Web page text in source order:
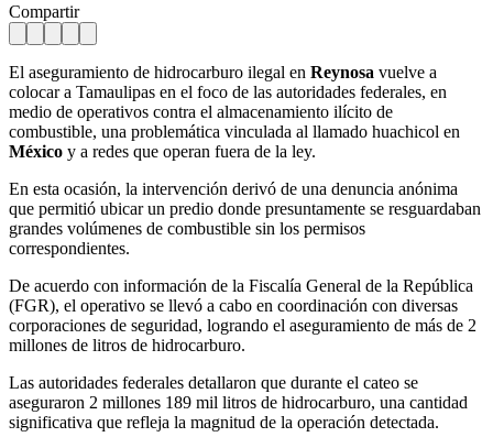
Compartir
El aseguramiento de hidrocarburo ilegal en Reynosa vuelve a
colocar a Tamaulipas en el foco de las autoridades federales, en
medio de operativos contra el almacenamiento ilícito de
combustible, una problemática vinculada al llamado huachicol en
México y a redes que operan fuera de la ley.
En esta ocasión, la intervención derivó de una denuncia anónima
que permitió ubicar un predio donde presuntamente se resguardaban
grandes volúmenes de combustible sin los permisos
correspondientes.
De acuerdo con información de la Fiscalía General de la República
(FGR), el operativo se llevó a cabo en coordinación con diversas
corporaciones de seguridad, logrando el aseguramiento de más de 2
millones de litros de hidrocarburo.
Las autoridades federales detallaron que durante el cateo se
aseguraron 2 millones 189 mil litros de hidrocarburo, una cantidad
significativa que refleja la magnitud de la operación detectada.